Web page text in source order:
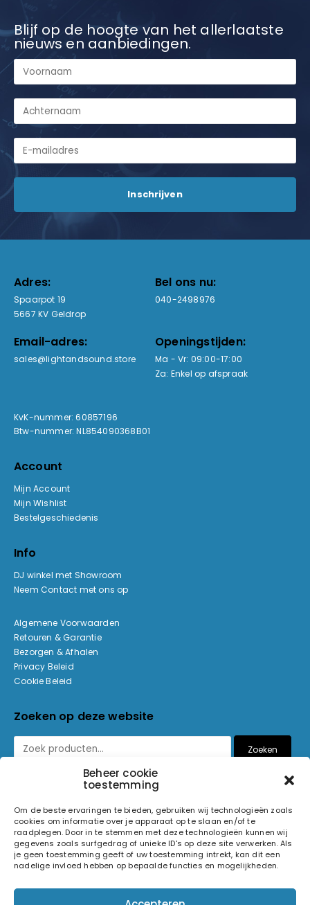
Beheer cookie
toestemming
Om de beste ervaringen te bieden, gebruiken wij technologieën zoals
cookies om informatie over je apparaat op te slaan en/of te
raadplegen. Door in te stemmen met deze technologieën kunnen wij
gegevens zoals surfgedrag of unieke ID's op deze site verwerken. Als
je geen toestemming geeft of uw toestemming intrekt, kan dit een
nadelige invloed hebben op bepaalde functies en mogelijkheden.
Blijf op de hoogte van het allerlaatste
nieuws en aanbiedingen.
Adres:
Spaarpot 19
5667 KV Geldrop
Bel ons nu:
040-2498976
Email-adres:
sales@lightandsound.store
Openingstijden:
Ma - Vr: 09:00-17:00
Za: Enkel op afspraak
KvK-nummer: 60857196
Btw-nummer: NL854090368B01
Account
Mijn Account
Mijn Wishlist
Bestelgeschiedenis
Info
DJ winkel met Showroom
Neem Contact met ons op
Algemene Voorwaarden
Retouren & Garantie
Bezorgen & Afhalen
Privacy Beleid
Cookie Beleid
Zoeken op deze website
Zoeken
© 2026 Light and Sound Factory. Alle rechten voorbehouden.